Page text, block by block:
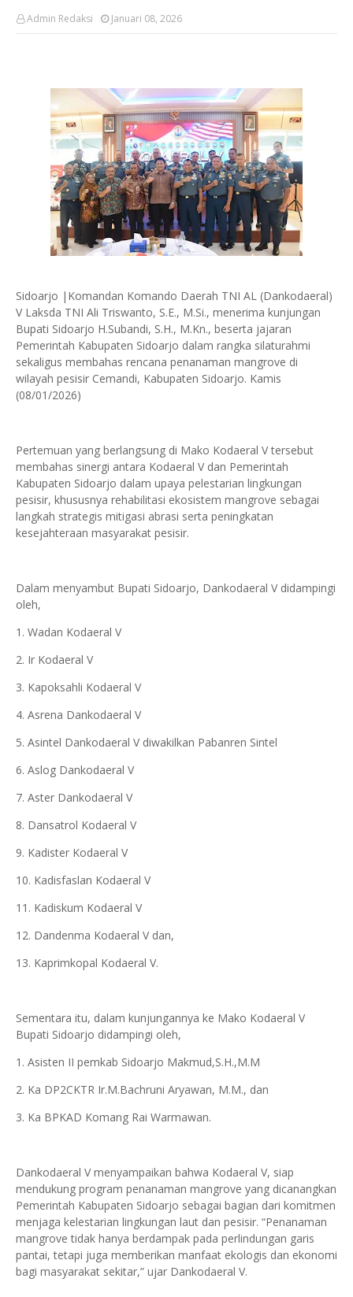
Admin Redaksi Januari 08, 2026
Sidoarjo |Komandan Komando Daerah TNI AL (Dankodaeral)
V Laksda TNI Ali Triswanto, S.E., M.Si., menerima kunjungan
Bupati Sidoarjo H.Subandi, S.H., M.Kn., beserta jajaran
Pemerintah Kabupaten Sidoarjo dalam rangka silaturahmi
sekaligus membahas rencana penanaman mangrove di
wilayah pesisir Cemandi, Kabupaten Sidoarjo. Kamis
(08/01/2026)
Pertemuan yang berlangsung di Mako Kodaeral V tersebut
membahas sinergi antara Kodaeral V dan Pemerintah
Kabupaten Sidoarjo dalam upaya pelestarian lingkungan
pesisir, khususnya rehabilitasi ekosistem mangrove sebagai
langkah strategis mitigasi abrasi serta peningkatan
kesejahteraan masyarakat pesisir.
Dalam menyambut Bupati Sidoarjo, Dankodaeral V didampingi
oleh,
1. Wadan Kodaeral V
2. Ir Kodaeral V
3. Kapoksahli Kodaeral V
4. Asrena Dankodaeral V
5. Asintel Dankodaeral V diwakilkan Pabanren Sintel
6. Aslog Dankodaeral V
7. Aster Dankodaeral V
8. Dansatrol Kodaeral V
9. Kadister Kodaeral V
10. Kadisfaslan Kodaeral V
11. Kadiskum Kodaeral V
12. Dandenma Kodaeral V dan,
13. Kaprimkopal Kodaeral V.
Sementara itu, dalam kunjungannya ke Mako Kodaeral V
Bupati Sidoarjo didampingi oleh,
1. Asisten II pemkab Sidoarjo Makmud,S.H.,M.M
2. Ka DP2CKTR Ir.M.Bachruni Aryawan, M.M., dan
3. Ka BPKAD Komang Rai Warmawan.
Dankodaeral V menyampaikan bahwa Kodaeral V, siap
mendukung program penanaman mangrove yang dicanangkan
Pemerintah Kabupaten Sidoarjo sebagai bagian dari komitmen
menjaga kelestarian lingkungan laut dan pesisir. “Penanaman
mangrove tidak hanya berdampak pada perlindungan garis
pantai, tetapi juga memberikan manfaat ekologis dan ekonomi
bagi masyarakat sekitar,” ujar Dankodaeral V.